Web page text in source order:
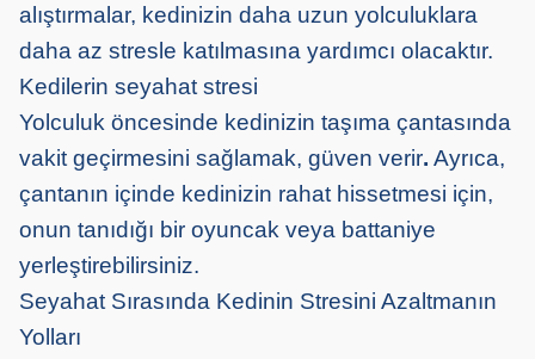
alıştırmalar, kedinizin daha uzun yolculuklara
daha az stresle katılmasına yardımcı olacaktır.
Kedilerin seyahat stresi
Yolculuk öncesinde kedinizin taşıma çantasında
vakit geçirmesini sağlamak, güven verir. Ayrıca,
çantanın içinde kedinizin rahat hissetmesi için,
onun tanıdığı bir oyuncak veya battaniye
yerleştirebilirsiniz.
Seyahat Sırasında Kedinin Stresini Azaltmanın
Yolları